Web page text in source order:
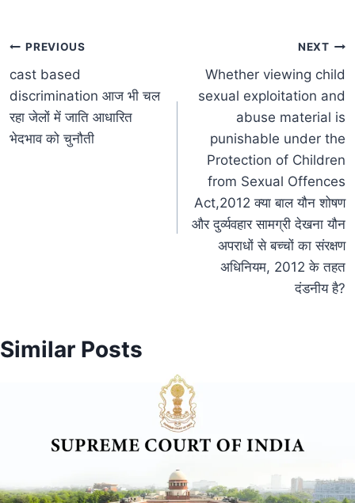
PREVIOUS
cast based
discrimination आज भी चल
रहा जेलों में जाति आधारित
भेदभाव को चुनौती
NEXT
Whether viewing child
sexual exploitation and
abuse material is
punishable under the
Protection of Children
from Sexual Offences
Act,2012 क्या बाल यौन शोषण
और दुर्व्यवहार सामग्री देखना यौन
अपराधों से बच्चों का संरक्षण
अधिनियम, 2012 के तहत
दंडनीय है?
Similar Posts